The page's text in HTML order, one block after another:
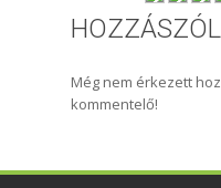
Még nem érkezett
kommentelő!